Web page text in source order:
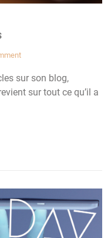
sur son blog,
sur tout ce qu’il a